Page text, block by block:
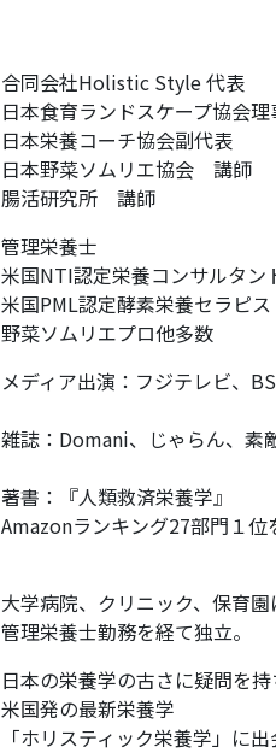
合同会社Holistic Style 代表
日本食育ランドスケープ協会理
日本栄養コーチ協会副代表
日本野菜ソムリエ協会 講師
腸活研究所 講師
管理栄養士
米国NTI認定栄養コンサルタン
米国PML認定酵素栄養セラピス
野菜ソムリエプロ他多数
メディア出演：フジテレビ、
雑誌：Domani、じゃらん、素
著書：『人類救済栄養学』
Amazonランキング27部門１位
大学病院、クリニック、保育園
管理栄養士勤務を経て独立。
日本の栄養学の古さに疑問を持
米国発の最新栄養学
「ホリスティック栄養学」に出